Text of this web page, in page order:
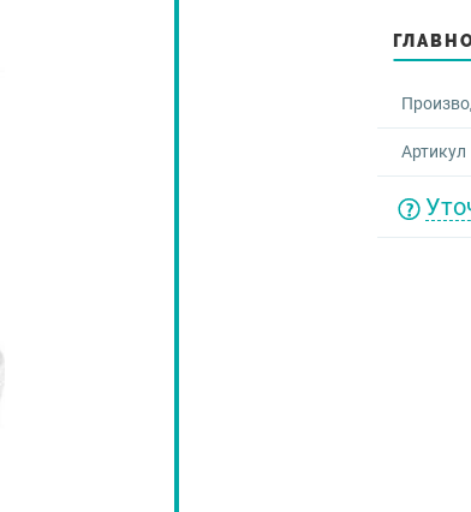
Артикул